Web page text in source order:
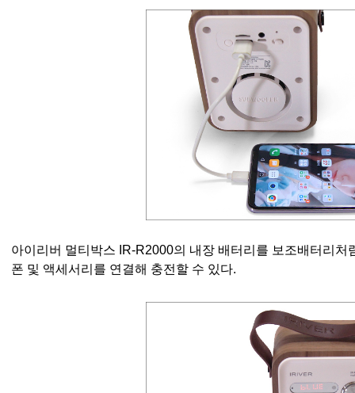
아이리버 멀티박스 IR-R2000의 내장 배터리를 보조배터리
폰 및 액세서리를 연결해 충전할 수 있다.